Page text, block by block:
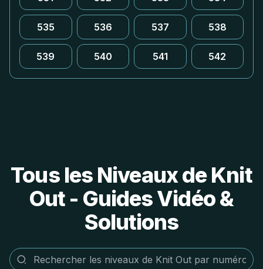
535 536 537 538
539 540 541 542
Tous les Niveaux de Knit
Out - Guides Vidéo &
Solutions